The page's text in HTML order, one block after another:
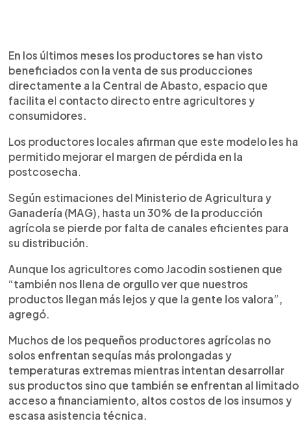
En los últimos meses los productores se han visto
beneficiados con la venta de sus producciones
directamente a la Central de Abasto, espacio que
facilita el contacto directo entre agricultores y
consumidores.
Los productores locales afirman que este modelo les ha
permitido mejorar el margen de pérdida en la
postcosecha.
Según estimaciones del Ministerio de Agricultura y
Ganadería (MAG), hasta un 30% de la producción
agrícola se pierde por falta de canales eficientes para
su distribución.
Aunque los agricultores como Jacodin sostienen que
“también nos llena de orgullo ver que nuestros
productos llegan más lejos y que la gente los valora”,
agregó.
Muchos de los pequeños productores agrícolas no
solos enfrentan sequías más prolongadas y
temperaturas extremas mientras intentan desarrollar
sus productos sino que también se enfrentan al limitado
acceso a financiamiento, altos costos de los insumos y
escasa asistencia técnica.